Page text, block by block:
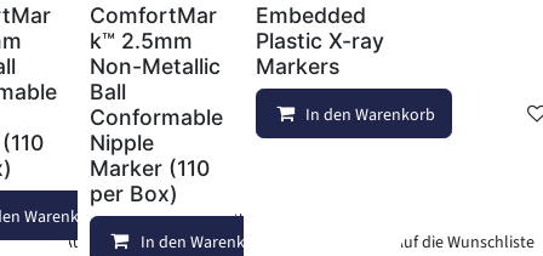
Auf die Wunschliste
Warenkorb Auf die Wunschliste
ComfortMar
k™ 2.5mm
Non-Metallic
Ball
Conformable
Nipple
Marker (110
per Box)
In den Warenkorb Auf die Wunschliste
Embedded
Plastic X-ray
Markers
In den Warenkorb